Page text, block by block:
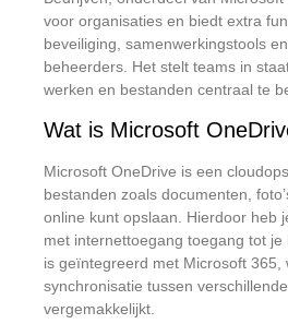
voor organisaties en biedt extra
beveiliging, samenwerkingstools
beheerders. Het stelt teams in
werken en bestanden centraal te
Wat is Microsoft
Microsoft OneDrive is een
bestanden zoals documenten,
online kunt opslaan.
Hierdoor heb
met internettoegang toegang tot je
is geïntegreerd met Microsoft 365,
synchronisatie tussen
vergemakkelijkt.